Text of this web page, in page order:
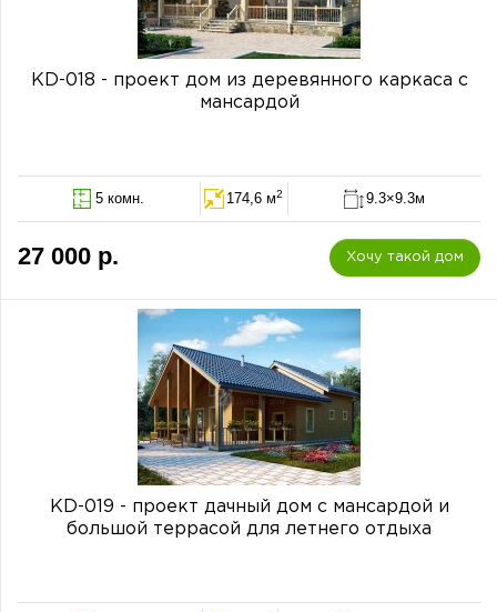
KD-018 - проект дом из деревянного каркаса с
мансардой
5 комн. 174,6 м2 9.3×9.3м
27 000 р. Хочу такой дом
KD-019 - проект дачный дом с мансардой и
большой террасой для летнего отдыха